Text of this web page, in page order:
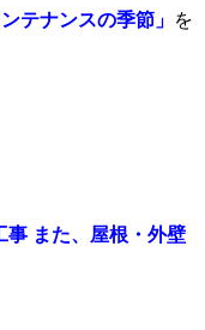
ンテナンスの季節」 を
事 また、屋根・外壁